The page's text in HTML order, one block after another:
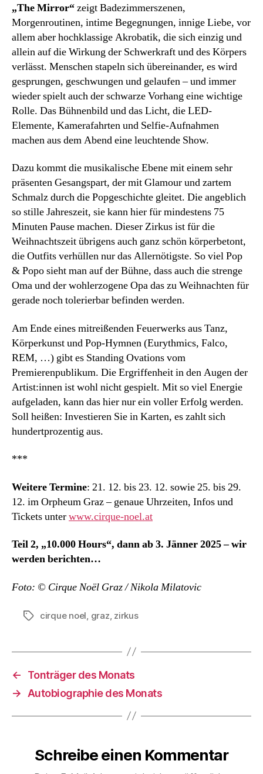
„The Mirror“zeigt Badezimmerszenen,
Morgenroutinen, intime Begegnungen, innige Liebe, vor
allem aber hochklassige Akrobatik, die sich einzig und
allein auf die Wirkung der Schwerkraft und des Körpers
verlässt. Menschen stapeln sich übereinander, es wird
gesprungen, geschwungen und gelaufen – und immer
wieder spielt auch der schwarze Vorhang eine wichtige
Rolle. Das Bühnenbild und das Licht, die LED-
Elemente, Kamerafahrten und Selfie-Aufnahmen
machen aus dem Abend eine leuchtende Show.
Dazu kommt die musikalische Ebene mit einem sehr
präsenten Gesangspart, der mit Glamour und zartem
Schmalz durch die Popgeschichte gleitet. Die angeblich
so stille Jahreszeit, sie kann hier für mindestens 75
Minuten Pause machen. Dieser Zirkus ist für die
Weihnachtszeit übrigens auch ganz schön körperbetont,
die Outfits verhüllen nur das Allernötigste. So viel Pop
& Popo sieht man auf der Bühne, dass auch die strenge
Oma und der wohlerzogene Opa das zu Weihnachten für
gerade noch tolerierbar befinden werden.
Am Ende eines mitreißenden Feuerwerks aus Tanz,
Körperkunst und Pop-Hymnen (Eurythmics, Falco,
REM, …) gibt es Standing Ovations vom
Premierenpublikum. Die Ergriffenheit in den Augen der
Artist:innen ist wohl nicht gespielt. Mit so viel Energie
aufgeladen, kann das hier nur ein voller Erfolg werden.
Soll heißen: Investieren Sie in Karten, es zahlt sich
hundertprozentig aus.
***
Weitere Termine: 21. 12. bis 23. 12. sowie 25. bis 29.
12. im Orpheum Graz – genaue Uhrzeiten, Infos und
Tickets unterwww.cirque-noel.at
Teil 2, „10.000 Hours“, dann ab 3. Jänner 2025 – wir
werden berichten…
Foto: © Cirque Noël Graz / Nikola Milatovic
Schlagwörter
cirque noel graz zirkus
←
Tonträger des Monats
→
Autobiographie des Monats
Schreibe einen Kommentar